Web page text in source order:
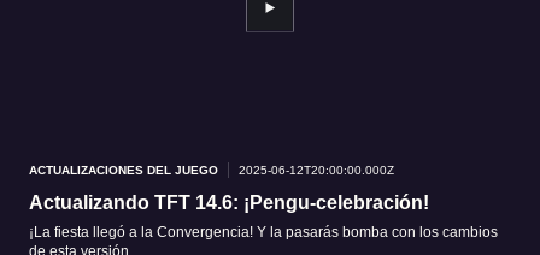
ACTUALIZACIONES DEL JUEGO 2025-06-12T20:00:00.000Z
Actualizando TFT 14.6: ¡Pengu-celebración!
¡La fiesta llegó a la Convergencia! Y la pasarás bomba con los cambios
de esta versión.